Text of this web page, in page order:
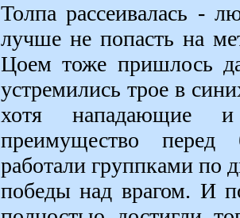
Толпа рассеивалась -
лучше не попасть на
Цоем тоже пришлось
устремились трое в
хотя нападающие
преимущество
работали группками по
победы над врагом. И